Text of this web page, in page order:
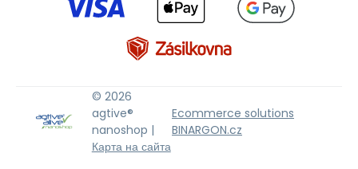
© 2026
agtive®
nanoshop |
Карта на сайта
Ecommerce solutions
BINARGON.cz